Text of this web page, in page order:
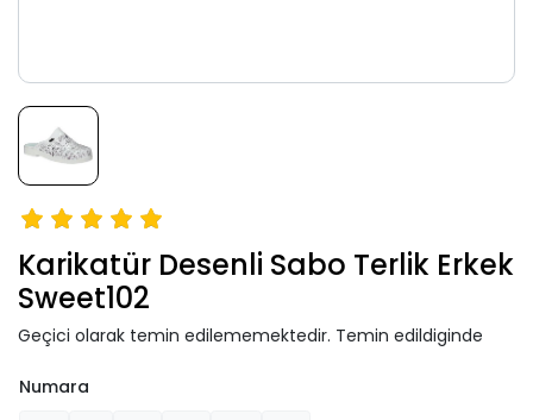
Karikatür Desenli Sabo Terlik Erkek
Sweet102
Geçici olarak temin edilememektedir. Temin edildiginde
Numara